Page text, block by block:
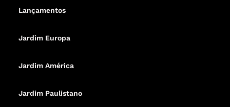
Lançamentos
Jardim Europa
Jardim América
Jardim Paulistano